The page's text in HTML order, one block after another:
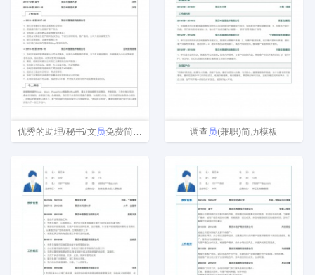
优秀的助理/秘书/文 员免费简历模板 调查 员(兼职)简历模板